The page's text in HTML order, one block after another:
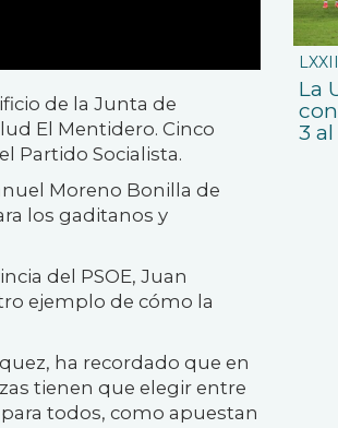
de la Junta de
El Mentidero. Cinco
Partido Socialista.
Moreno Bonilla de
los gaditanos y
del PSOE, Juan
ejemplo de cómo la
ha recordado que en
tienen que elegir entre
todos, como apuestan
La
3 al